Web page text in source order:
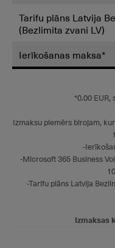
Tarifu plāns Latvija
(Bezlimita zvani LV)
Ierīkošanas maksa*
*0.00 EUR,
Izmaksu piemērs birojam,
-
-Microsoft 365 Business
-Tarifu plāns Latvija
Izmaksas